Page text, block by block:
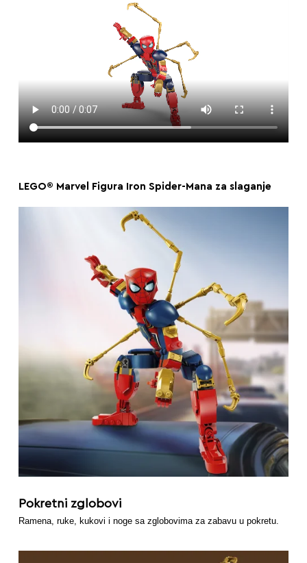
LEGO® Marvel Figura Iron Spider-Mana za slaganje
Pokretni zglobovi
Ramena, ruke, kukovi i noge sa zglobovima za zabavu u pokretu.